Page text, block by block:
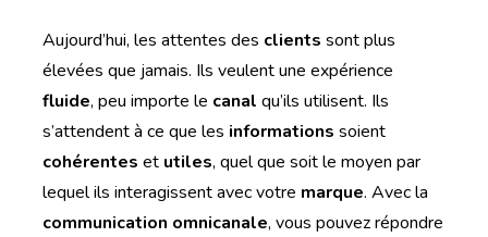
Aujourd’hui, les attentes des clients sont plus
élevées que jamais. Ils veulent une expérience
fluide, peu importe le canal qu’ils utilisent. Ils
s’attendent à ce que les informations soient
cohérentes et utiles, quel que soit le moyen par
lequel ils interagissent avec votre marque. Avec la
communication omnicanale, vous pouvez répondre